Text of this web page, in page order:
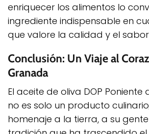
enriquecer los alimentos lo
ingrediente indispensable en
que valore la calidad y el
Conclusión: Un Viaje al
Granada
El aceite de oliva DOP
no es solo un producto
homenaje a la tierra, a su